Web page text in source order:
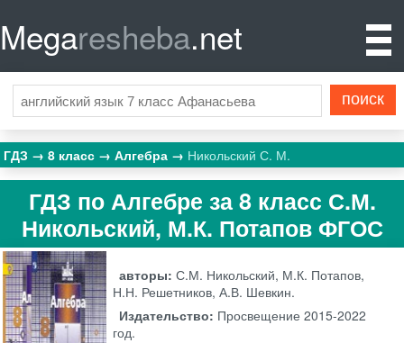
Megaresheba.net
ГДЗ 8 класс Алгебра Никольский С. М.
ГДЗ по Алгебре за 8 класс С.М.
Никольский, М.К. Потапов ФГОС
авторы:С.М. Никольский, М.К. Потапов,
Н.Н. Решетников, А.В. Шевкин.
Издательство: Просвещение 2015-2022
год.